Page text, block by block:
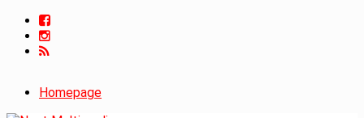
Homepage